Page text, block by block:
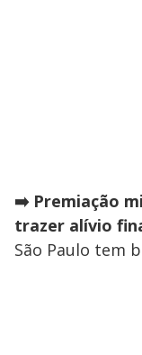
➡️ Premiação
trazer alívio
São Paulo tem